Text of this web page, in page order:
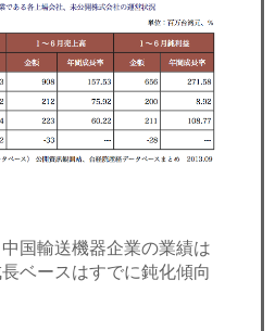
国輸送機器企業の業績は
ベースはすでに鈍化傾向